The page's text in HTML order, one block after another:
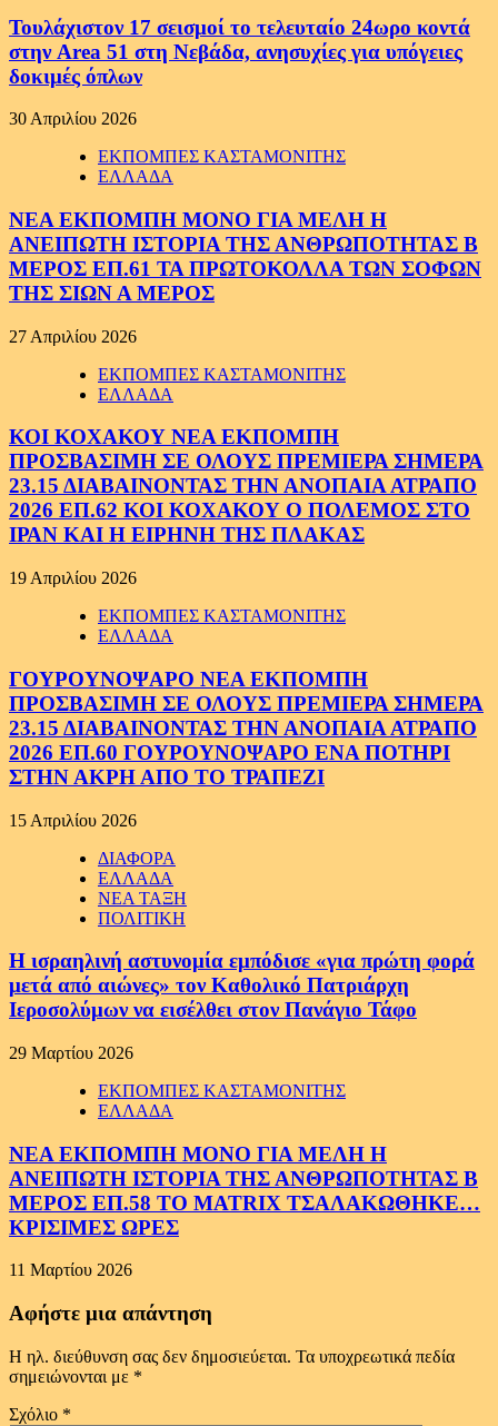
Τουλάχιστον 17 σεισμοί το τελευταίο 24ωρο κοντά
στην Area 51 στη Νεβάδα, ανησυχίες για υπόγειες
δοκιμές όπλων
30 Απριλίου 2026
ΕΚΠΟΜΠΕΣ ΚΑΣΤΑΜΟΝΙΤΗΣ
ΕΛΛΑΔΑ
ΝΕΑ ΕΚΠΟΜΠΗ ΜΟΝΟ ΓΙΑ ΜΕΛΗ Η
ΑΝΕΙΠΩΤΗ ΙΣΤΟΡΙΑ ΤΗΣ ΑΝΘΡΩΠΟΤΗΤΑΣ Β
ΜΕΡΟΣ ΕΠ.61 ΤΑ ΠΡΩΤΟΚΟΛΛΑ ΤΩΝ ΣΟΦΩΝ
ΤΗΣ ΣΙΩΝ Α ΜΕΡΟΣ
27 Απριλίου 2026
ΕΚΠΟΜΠΕΣ ΚΑΣΤΑΜΟΝΙΤΗΣ
ΕΛΛΑΔΑ
ΚΟΙ ΚΟΧΑΚΟΥ ΝΕΑ ΕΚΠΟΜΠΗ
ΠΡΟΣΒΑΣΙΜΗ ΣΕ ΟΛΟΥΣ ΠΡΕΜΙΕΡΑ ΣΗΜΕΡΑ
23.15 ΔΙΑΒΑΙΝΟΝΤΑΣ ΤΗΝ ΑΝΟΠΑΙΑ ΑΤΡΑΠΟ
2026 ΕΠ.62 ΚΟΙ ΚΟΧΑΚΟΥ Ο ΠΟΛΕΜΟΣ ΣΤΟ
ΙΡΑΝ ΚΑΙ Η ΕΙΡΗΝΗ ΤΗΣ ΠΛΑΚΑΣ
19 Απριλίου 2026
ΕΚΠΟΜΠΕΣ ΚΑΣΤΑΜΟΝΙΤΗΣ
ΕΛΛΑΔΑ
ΓΟΥΡΟΥΝΟΨΑΡΟ ΝΕΑ ΕΚΠΟΜΠΗ
ΠΡΟΣΒΑΣΙΜΗ ΣΕ ΟΛΟΥΣ ΠΡΕΜΙΕΡΑ ΣΗΜΕΡΑ
23.15 ΔΙΑΒΑΙΝΟΝΤΑΣ ΤΗΝ ΑΝΟΠΑΙΑ ΑΤΡΑΠΟ
2026 ΕΠ.60 ΓΟΥΡΟΥΝΟΨΑΡΟ ΕΝΑ ΠΟΤΗΡΙ
ΣΤΗΝ ΑΚΡΗ ΑΠΟ ΤΟ ΤΡΑΠΕΖΙ
15 Απριλίου 2026
ΔΙΑΦΟΡΑ
ΕΛΛΑΔΑ
ΝΕΑ ΤΑΞΗ
ΠΟΛΙΤΙΚΗ
Η ισραηλινή αστυνομία εμπόδισε «για πρώτη φορά
μετά από αιώνες» τον Καθολικό Πατριάρχη
Ιεροσολύμων να εισέλθει στον Πανάγιο Τάφο
29 Μαρτίου 2026
ΕΚΠΟΜΠΕΣ ΚΑΣΤΑΜΟΝΙΤΗΣ
ΕΛΛΑΔΑ
ΝΕΑ ΕΚΠΟΜΠΗ ΜΟΝΟ ΓΙΑ ΜΕΛΗ Η
ΑΝΕΙΠΩΤΗ ΙΣΤΟΡΙΑ ΤΗΣ ΑΝΘΡΩΠΟΤΗΤΑΣ Β
ΜΕΡΟΣ ΕΠ.58 ΤΟ MATRIX ΤΣΑΛΑΚΩΘΗΚΕ…
ΚΡΙΣΙΜΕΣ ΩΡΕΣ
11 Μαρτίου 2026
Αφήστε μια απάντηση
Η ηλ. διεύθυνση σας δεν δημοσιεύεται. Τα υποχρεωτικά πεδία
σημειώνονται με *
Σχόλιο *